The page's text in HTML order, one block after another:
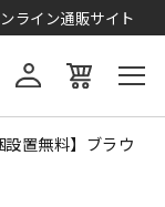
ライン通販サイト
置無料】ブラウ